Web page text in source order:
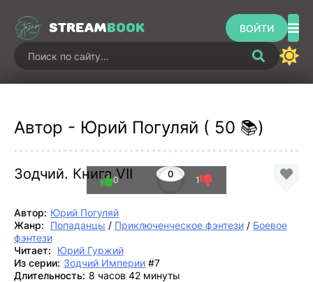
STREAMBOOK ВОЙТИ
Автор - Юрий Погуляй ( 50 📚)
Зодчий. Книга VII 0
0 1
Автор: Юрий Погуляй
Жанр:
Попаданцы / Приключенческое фэнтези / Боевое
фэнтези
Читает:
Юрий Гуржий
Из серии: Зодчий Империи #7
Длительность: 8 часов 42 минуты